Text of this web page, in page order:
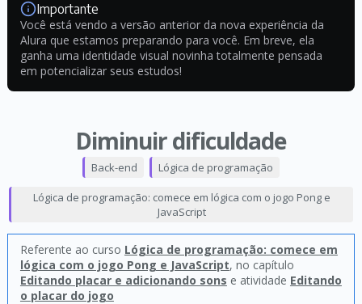
Importante
Você está vendo a versão anterior da nova experiência da
Alura que estamos preparando para você. Em breve, ela
ganha uma identidade visual novinha totalmente pensada
em potencializar seus estudos!
Diminuir dificuldade
Back-end Lógica de programação
Lógica de programação: comece em lógica com o jogo Pong e
JavaScript
Referente ao curso Lógica de programação: comece em
lógica com o jogo Pong e JavaScript, no capítulo
Editando placar e adicionando sons e atividade Editando
o placar do jogo